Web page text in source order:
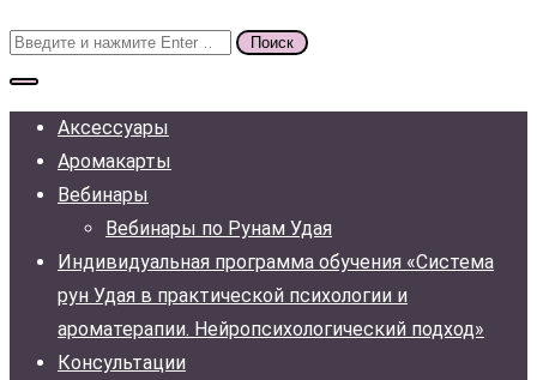
Поиск
для:
Аксессуары
Аромакарты
Вебинары
Вебинары по Рунам Удая
Индивидуальная программа обучения «Система
рун Удая в практической психологии и
ароматерапии. Нейропсихологический подход»
Консультации